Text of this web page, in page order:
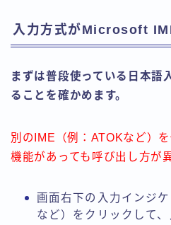
入力方式がMicrosoft
まずは普段使っている日本
ることを確かめます。
別のIME（例：ATOKなど）
機能があっても呼び出し方が
画面右下の入力インジ
など）をクリックして